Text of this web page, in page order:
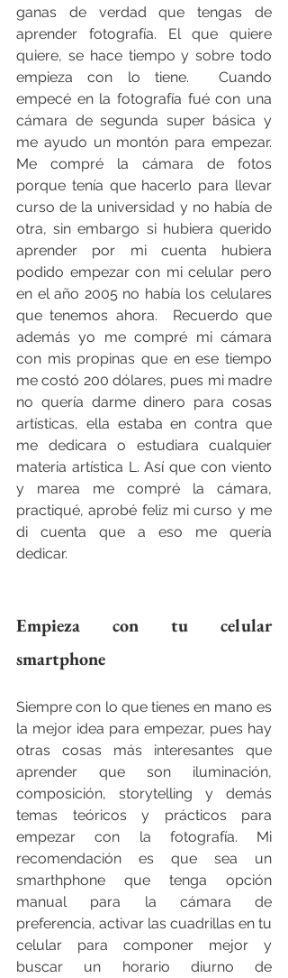
ganas de verdad que tengas de
aprender fotografía. El que quiere
quiere, se hace tiempo y sobre todo
empieza con lo tiene.  Cuando
empecé en la fotografía fué con una
cámara de segunda super básica y
me ayudo un montón para empezar.
Me compré la cámara de fotos
porque tenía que hacerlo para llevar
curso de la universidad y no había de
otra, sin embargo si hubiera querido
aprender por mi cuenta hubiera
podido empezar con mi celular pero
en el año 2005 no había los celulares
que tenemos ahora.  Recuerdo que
además yo me compré mi cámara
con mis propinas que en ese tiempo
me costó 200 dólares, pues mi madre
no quería darme dinero para cosas
artísticas, ella estaba en contra que
me dedicara o estudiara cualquier
materia artística L. Así que con viento
y marea me compré la cámara,
practiqué, aprobé feliz mi curso y me
di cuenta que a eso me quería
dedicar.
Empieza con tu celular
smartphone
Siempre con lo que tienes en mano es
la mejor idea para empezar, pues hay
otras cosas más interesantes que
aprender que son iluminación,
composición, storytelling y demás
temas teóricos y prácticos para
empezar con la fotografía. Mi
recomendación es que sea un
smarthphone que tenga opción
manual para la cámara de
preferencia, activar las cuadrillas en tu
celular para componer mejor y
buscar un horario diurno de